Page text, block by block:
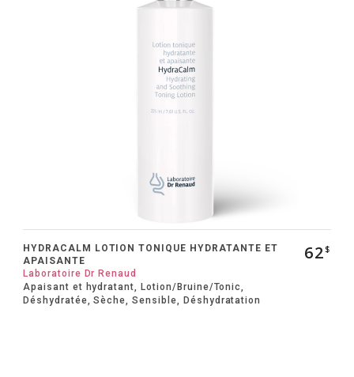
HYDRACALM LOTION TONIQUE HYDRATANTE ET
APAISANTE
Laboratoire Dr Renaud
Apaisant et hydratant, Lotion/Bruine/Tonic,
Déshydratée, Sèche, Sensible, Déshydratation
62$